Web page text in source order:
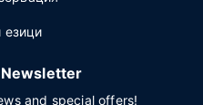
езици
and special offers!